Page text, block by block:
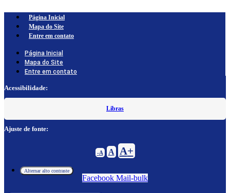
Página Inicial
Mapa do Site
Entre em contato
Página Inicial
Mapa do Site
Entre em contato
Acessibilidade:
Libras
Ajuste de fonte:
A
Decrease
font
size.
AReset
font
AIncrease
size.
Alternar alto contraste
Facebook Mail-bulk